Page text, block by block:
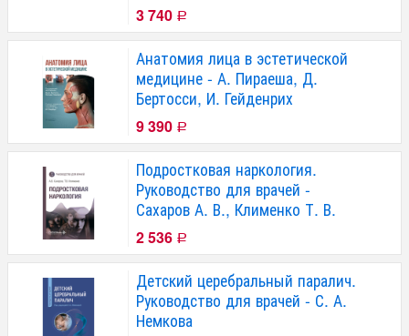
3 740 Р
Анатомия лица в эстетической
медицине - А. Пираеша, Д.
Бертосси, И. Гейденрих
9 390 Р
Подростковая наркология.
Руководство для врачей -
Сахаров А. В., Клименко Т. В.
2 536 Р
Детский церебральный паралич.
Руководство для врачей - С. А.
Немкова